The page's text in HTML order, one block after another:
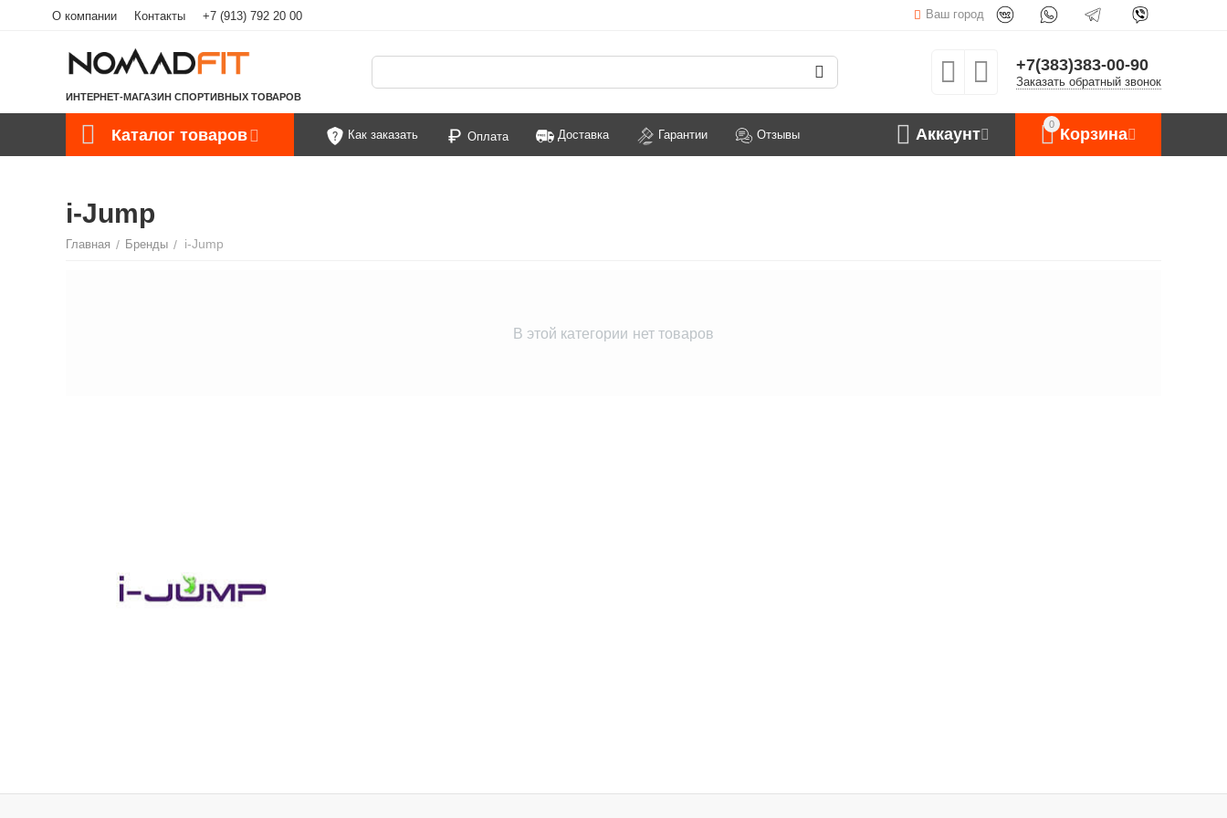
О компании Контакты +7 (913) 792 20 00 Ваш город
ИНТЕРНЕТ-МАГАЗИН СПОРТИВНЫХ ТОВАРОВ
+7(383)383-00-90
Заказать обратный звонок
Каталог товаров Как заказать Оплата Доставка Гарантии Отзывы
0
Корзина
Аккаунт
i-Jump
Главная / Бренды / i-Jump
В этой категории нет товаров